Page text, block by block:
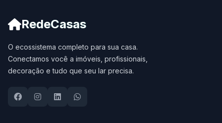
RedeCasas
O ecossistema completo para sua casa.
Conectamos você a imóveis, profissionais,
decoração e tudo que seu lar precisa.